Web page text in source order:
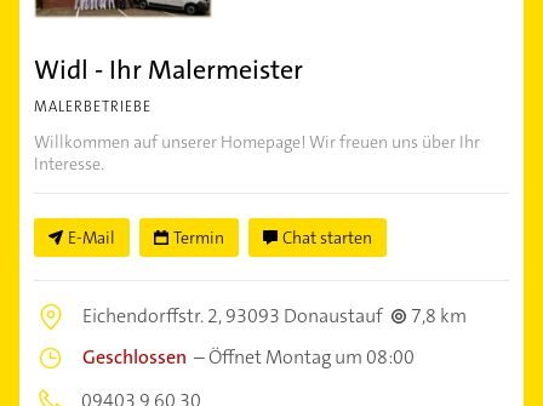
Widl - Ihr Malermeister
MALERBETRIEBE
Willkommen auf unserer Homepage! Wir freuen uns über Ihr
Interesse.
E-Mail Termin Chat starten
Eichendorffstr. 2,93093 Donaustauf
7,8 km
Geschlossen –Öffnet Montag um 08:00
09403 9 60 30